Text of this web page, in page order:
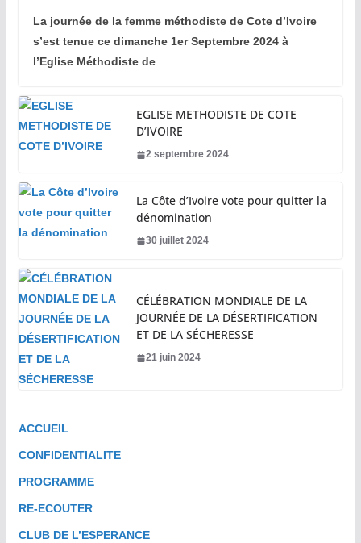
La journée de la femme méthodiste de Cote d’Ivoire
s’est tenue ce dimanche 1er Septembre 2024 à
l’Eglise Méthodiste de
EGLISE METHODISTE DE COTE
D’IVOIRE
2 septembre 2024
La Côte d’Ivoire vote pour quitter la
dénomination
30 juillet 2024
CÉLÉBRATION MONDIALE DE LA
JOURNÉE DE LA DÉSERTIFICATION
ET DE LA SÉCHERESSE
21 juin 2024
ACCUEIL
CONFIDENTIALITE
PROGRAMME
RE-ECOUTER
CLUB DE L’ESPERANCE